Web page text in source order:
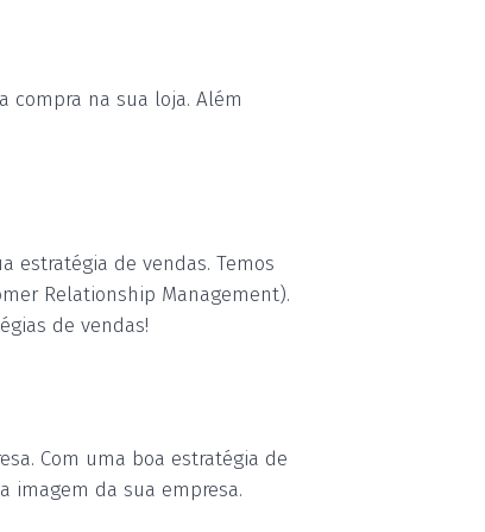
a compra na sua loja. Além
estratégia de vendas. Temos
Relationship Management).
de vendas!
Com uma boa estratégia de
imagem da sua empresa.